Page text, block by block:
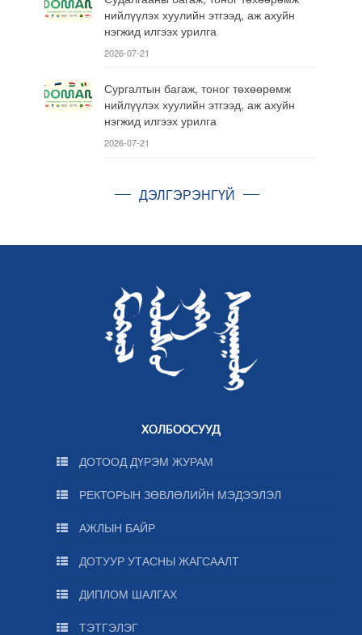
нийлүүлэх хуулийн этгээд, аж ахуйн
нэгжид илгээх урилга
2026-07-21
Сургалтын багаж, тоног төхөөрөмж
нийлүүлэх хуулийн этгээд, аж ахуйн
нэгжид илгээх урилга
2026-07-21
ДЭЛГЭРЭНГҮЙ
ХОЛБООСУУД
ДОТООД ДҮРЭМ ЖУРАМ
РЕКТОРЫН ЗӨВЛӨЛИЙН МЭДЭЭЛЭЛ
АЖЛЫН БАЙР
ДОТУУР УТАСНЫ ЖАГСААЛТ
ДИПЛОМ ШАЛГАХ
ТЭТГЭЛЭГ